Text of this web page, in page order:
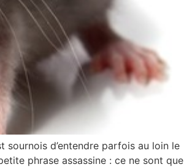
d’entendre parfois au loin le
phrase assassine : ce ne sont que